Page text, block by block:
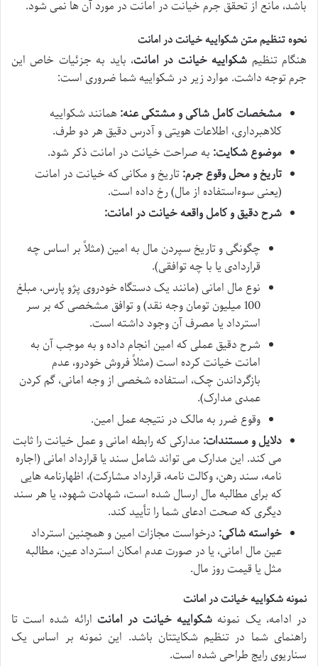
باشد، مانع از تحقق جرم خیانت در امانت در مورد آن ها نمی شود.
نحوه تنظیم متن شکواییه خیانت در امانت
هنگام تنظیم شکواییه خیانت در امانت، باید به جزئیات خاص این
جرم توجه داشت. موارد زیر در شکواییه شما ضروری است:
مشخصات کامل شاکی و مشتکی عنه: همانند شکواییه
کلاهبرداری، اطلاعات هویتی و آدرس دقیق هر دو طرف.
موضوع شکایت: به صراحت خیانت در امانت ذکر شود.
تاریخ و محل وقوع جرم:تاریخ و مکانی که خیانت در امانت
(یعنی سوءاستفاده از مال) رخ داده است.
شرح دقیق و کامل واقعه خیانت در امانت:
چگونگی و تاریخ سپردن مال به امین (مثلاً بر اساس چه
قراردادی یا با چه توافقی).
نوع مال امانی (مانند یک دستگاه خودروی پژو پارس، مبلغ
100 میلیون تومان وجه نقد) و توافق مشخصی که بر سر
استرداد یا مصرف آن وجود داشته است.
شرح دقیق عملی که امین انجام داده و به موجب آن به
امانت خیانت کرده است (مثلاً فروش خودرو، عدم
بازگرداندن چک، استفاده شخصی از وجه امانی، گم کردن
عمدی مدارک).
وقوع ضرر به مالک در نتیجه عمل امین.
دلایل و مستندات: مدارکی که رابطه امانی و عمل خیانت را ثابت
می کند. این مدارک می تواند شامل سند یا قرارداد امانی (اجاره
نامه، سند رهن، وکالت نامه، قرارداد مشارکت)، اظهارنامه هایی
که برای مطالبه مال ارسال شده است، شهادت شهود، یا هر سند
دیگری که صحت ادعای شما را تأیید کند.
خواسته شاکی: درخواست مجازات امین و همچنین استرداد
عین مال امانی، یا در صورت عدم امکان استرداد عین، مطالبه
مثل یا قیمت روز مال.
نمونه شکواییه خیانت در امانت
در ادامه، یک نمونه شکواییه خیانت در امانت ارائه شده است تا
راهنمای شما در تنظیم شکایتتان باشد. این نمونه بر اساس یک
سناریوی رایج طراحی شده است.